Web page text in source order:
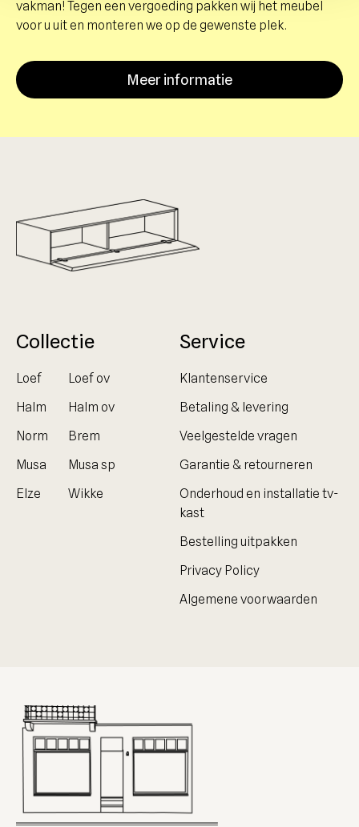
vakman! Tegen een vergoeding pakken wij het meubel
voor u uit en monteren we op de gewenste plek.
Meer informatie
Collectie
Loef
Loef ov
Halm
Halm ov
Norm
Brem
Musa
Musa sp
Elze
Wikke
Service
Klantenservice
Betaling & levering
Veelgestelde vragen
Garantie & retourneren
Onderhoud en installatie tv-
kast
Bestelling uitpakken
Privacy Policy
Algemene voorwaarden